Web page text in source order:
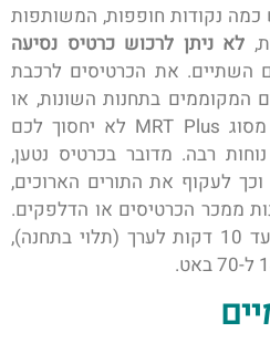
נקודות חופפות, המשותפות
לא ניתן לרכוש כרטיס נסיעה
את הכרטיסים לרכבת
המקוממים בתחנות השונות, או
במכונות הכרטיסים. כרטיס מסוג MRT Plus לא יחסוך לכם
רבה. מדובר בכרטיס נטען,
לעקוף את התורים הארוכים,
ממכר הכרטיסים או הדלפקים.
קווי הרכבת עוברים בכל 5 עד 10 דקות לערך (תלוי בתחנה),